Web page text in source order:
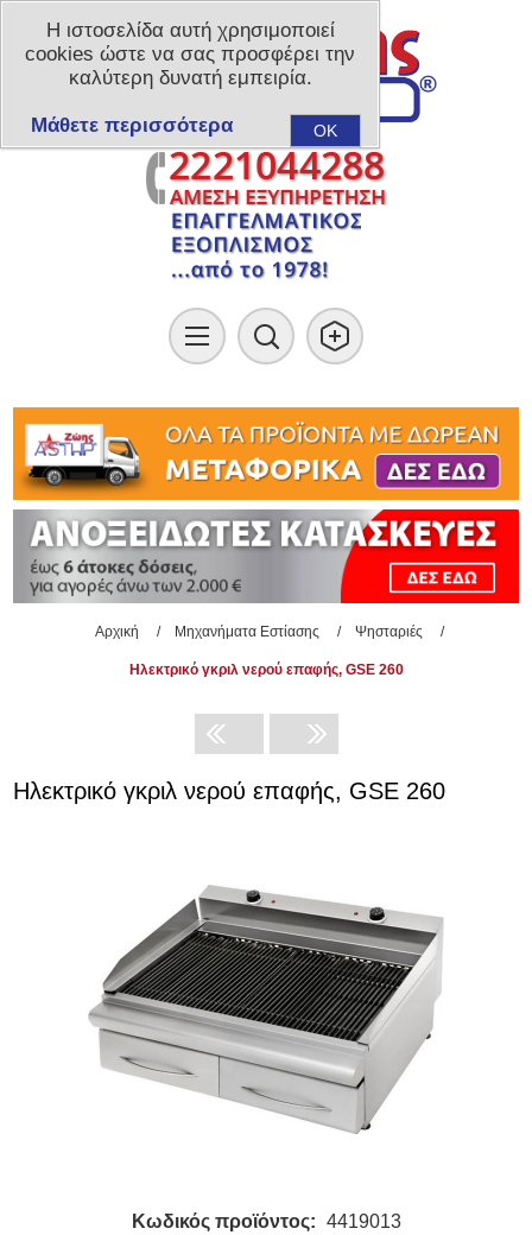
Αρχική / Μηχανήματα Εστίασης / Ψησταριές /
Ηλεκτρικό γκριλ νερού επαφής, GSE 260
Ηλεκτρικό γκριλ νερού επαφής, GSE 260
Κωδικός προϊόντος: 4419013
Η ιστοσελίδα αυτή χρησιμοποιεί
cookies ώστε να σας προσφέρει την
καλύτερη δυνατή εμπειρία.
OK
Μάθετε περισσότερα